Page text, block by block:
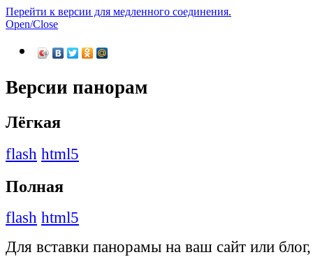
Перейти к версии для медленного соединения.
Open/Close
Версии панорам
Лёгкая
flash html5
Полная
flash html5
Для вставки панорамы на ваш сайт или